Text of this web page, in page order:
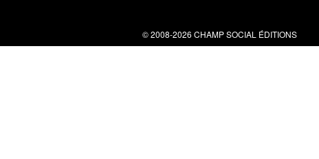
© 2008-2026 CHAMP SOCIAL ÉDITIONS